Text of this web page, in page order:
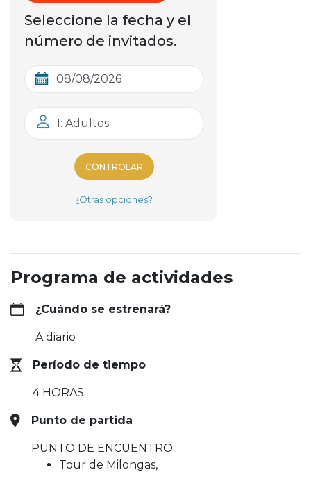
Seleccione la fecha y el
número de invitados.
1: Adultos
CONTROLAR
¿Otras opciones?
Programa de actividades
¿Cuándo se estrenará?
A diario
Período de tiempo
4 HORAS
Punto de partida
PUNTO DE ENCUENTRO:
Tour de Milongas,